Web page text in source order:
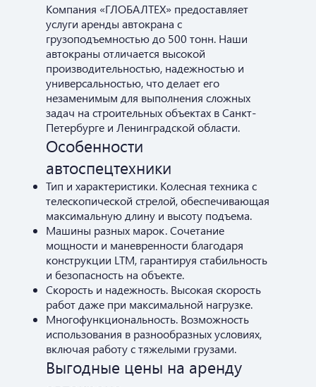
Компания «ГЛОБАЛТЕХ» предоставляет
услуги аренды автокрана с
грузоподъемностью до 500 тонн. Наши
автокраны отличается высокой
производительностью, надежностью и
универсальностью, что делает его
незаменимым для выполнения сложных
задач на строительных объектах в Санкт-
Петербурге и Ленинградской области.
Особенности
автоспецтехники
Тип и характеристики. Колесная техника с
телескопической стрелой, обеспечивающая
максимальную длину и высоту подъема.
Машины разных марок. Сочетание
мощности и маневренности благодаря
конструкции LTM, гарантируя стабильность
и безопасность на объекте.
Скорость и надежность. Высокая скорость
работ даже при максимальной нагрузке.
Многофункциональность. Возможность
использования в разнообразных условиях,
включая работу с тяжелыми грузами.
Выгодные цены на аренду